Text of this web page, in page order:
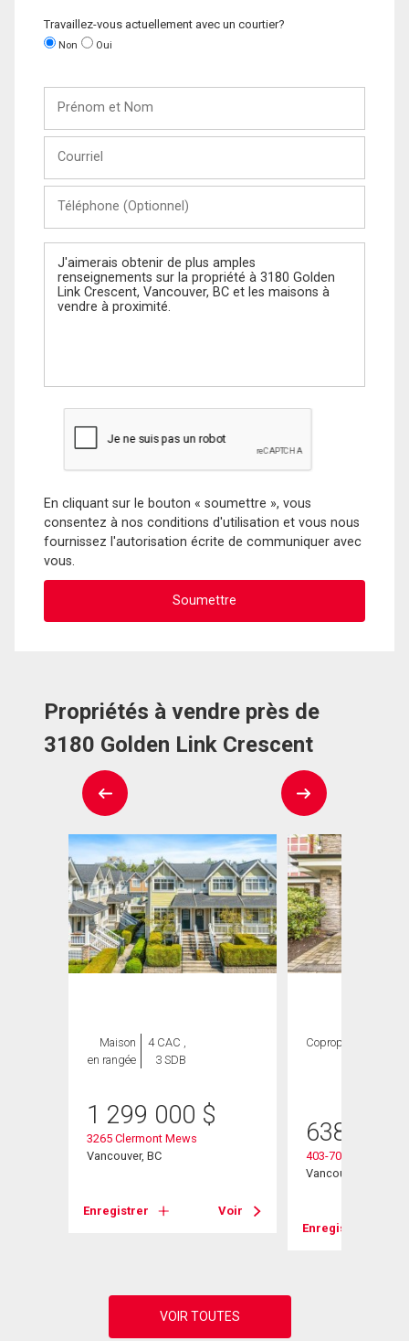
Travaillez-vous actuellement avec un courtier?
Non Oui
Nom
(Optionnel)
Message
En cliquant sur le bouton « soumettre », vous
consentez à nos conditions d'utilisation et vous nous
fournissez l'autorisation écrite de communiquer avec
vous.
Propriétés à vendre près de
3180 Golden Link Crescent
Maison
en rangée
4 CAC ,
3 SDB
1 299 000 $
3265 Clermont Mews
Vancouver, BC
Enregistrer Voir
Copropriété
638 000
403-7088 Mont
Vancouver, BC
Enregistrer